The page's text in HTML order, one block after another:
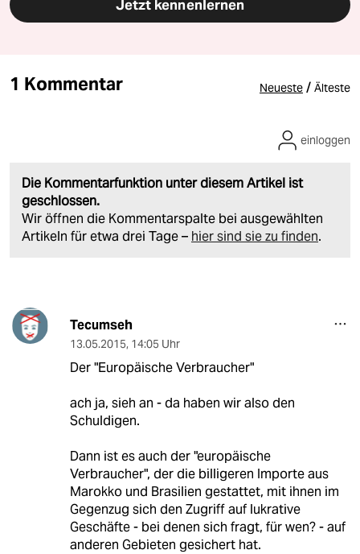
Jetzt kennenlernen
1 Kommentar Neueste / Älteste
Die Kommentarfunktion unter diesem Artikel ist
geschlossen.
Wir öffnen die Kommentarspalte bei ausgewählten
Artikeln für etwa drei Tage – hier sind sie zu finden.
einloggen
Tecumseh
13.05.2015, 14:05 Uhr
Der "Europäische Verbraucher"
ach ja, sieh an - da haben wir also den
Schuldigen.
Dann ist es auch der "europäische
Verbraucher", der die billigeren Importe aus
Marokko und Brasilien gestattet, mit ihnen im
Gegenzug sich den Zugriff auf lukrative
Geschäfte - bei denen sich fragt, für wen? - auf
anderen Gebieten gesichert hat.